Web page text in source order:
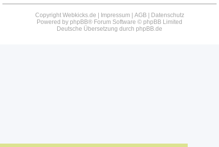
Copyright Webkicks.de | Impressum AGB|
Datenschutz
Powered by phpBB® Forum Software © phpBB Limited
Deutsche Übersetzung durch phpBB.de